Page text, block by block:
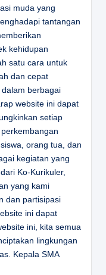
muda yang
tantangan
kehidupan
satu cara untuk
dan cepat
berbagai
website ini dapat
setiap
orang tua, dan
kegiatan yang
Ko-Kurikuler,
yang kami
dan partisipasi
ini dapat
ini, kita semua
lingkungan
Kepala SMA